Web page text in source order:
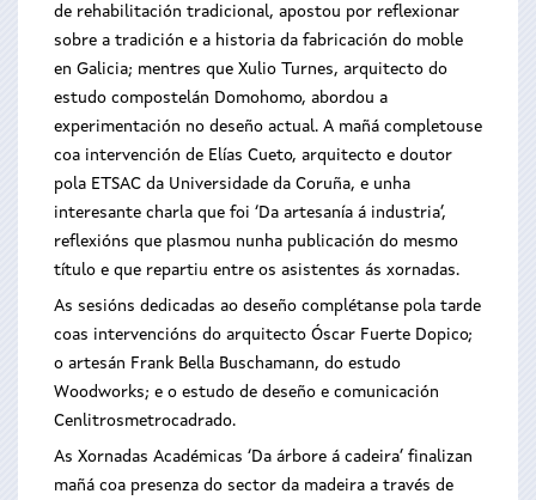
de rehabilitación tradicional, apostou por reflexionar
sobre a tradición e a historia da fabricación do moble
en Galicia; mentres que Xulio Turnes, arquitecto do
estudo compostelán Domohomo, abordou a
experimentación no deseño actual. A mañá completouse
coa intervención de Elías Cueto, arquitecto e doutor
pola ETSAC da Universidade da Coruña, e unha
interesante charla que foi ‘Da artesanía á industria’,
reflexións que plasmou nunha publicación do mesmo
título e que repartiu entre os asistentes ás xornadas.
As sesións dedicadas ao deseño complétanse pola tarde
coas intervencións do arquitecto Óscar Fuerte Dopico;
o artesán Frank Bella Buschamann, do estudo
Woodworks; e o estudo de deseño e comunicación
Cenlitrosmetrocadrado.
As Xornadas Académicas ‘Da árbore á cadeira’ finalizan
mañá coa presenza do sector da madeira a través de